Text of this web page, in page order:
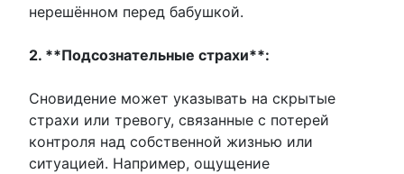
нерешённом перед бабушкой.
2. **Подсознательные страхи**:
Сновидение может указывать на скрытые
страхи или тревогу, связанные с потерей
контроля над собственной жизнью или
ситуацией. Например, ощущение